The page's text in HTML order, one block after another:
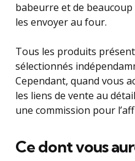
babeurre et de
les envoyer au four.
Tous les produits
sélectionnés
Cependant, quand vous
les liens de vente au
une commission pour
Ce dont vous